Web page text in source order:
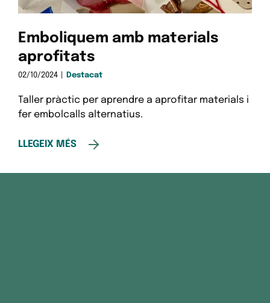
Emboliquem amb materials
aprofitats
02/10/2024 Destacat
Taller pràctic per aprendre a aprofitar materials i
fer embolcalls alternatius.
LLEGEIX MÉS